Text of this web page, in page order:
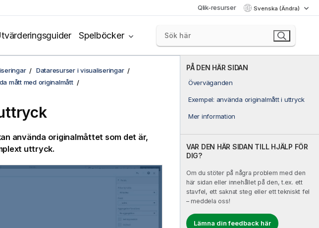
Qlik-resurser Svenska (Ändra)
Spelböcker
PÅ DEN HÄR SIDAN
Överväganden
Exempel: använda originalmått i uttryck
Mer information
VAR DEN HÄR SIDAN TILL HJÄLP FÖR
DIG?
Om du stöter på några problem med den
här sidan eller innehållet på den, t.ex. ett
stavfel, ett saknat steg eller ett tekniskt fel
– meddela oss!
Lämna din feedback här
Dataresurser i visualiseringar
mått med originalmått
använda originalmåttet som det är,
uttryck.